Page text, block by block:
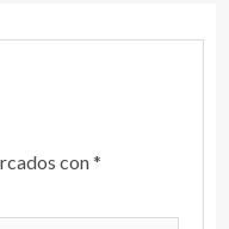
con*